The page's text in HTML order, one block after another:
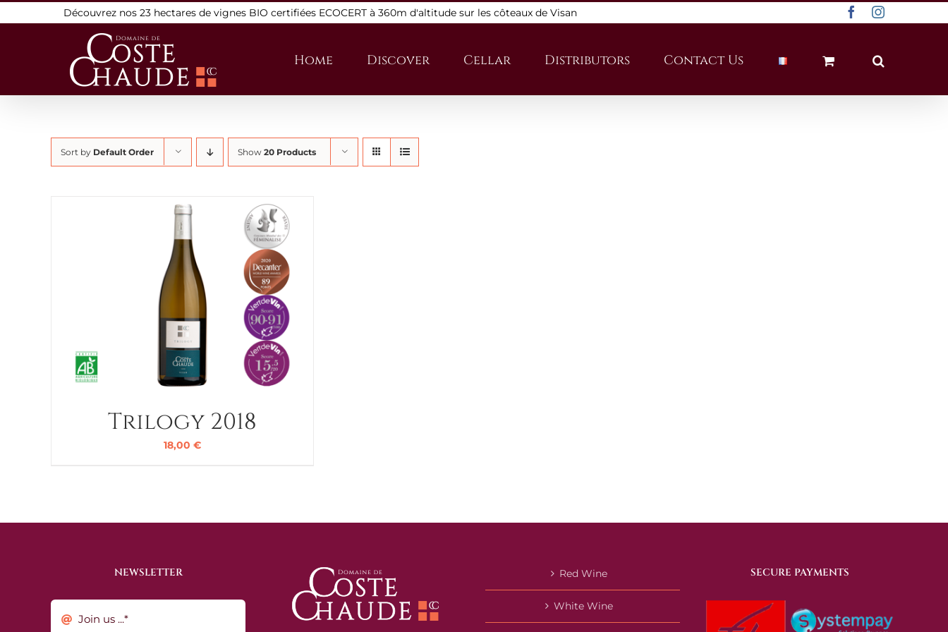
to
Découvrez nos 23 hectares de vignes BIO certifiées ECOCERT à 360m d'altitude sur les côteaux de Visan FacebookInstagram
Home Discover Cellar Distributors Contact Us
Sort by Default Order Show 20 Products
Trilogy 2018
18,00 €
NEWSLETTER Red Wine
White Wine
SECURE PAYMENTS